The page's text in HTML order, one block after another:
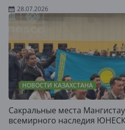
28.07.2026
НОВОСТИ КАЗАХСТАНА
Сакральные места
всемирного наследия